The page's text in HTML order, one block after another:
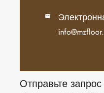

Отправьте